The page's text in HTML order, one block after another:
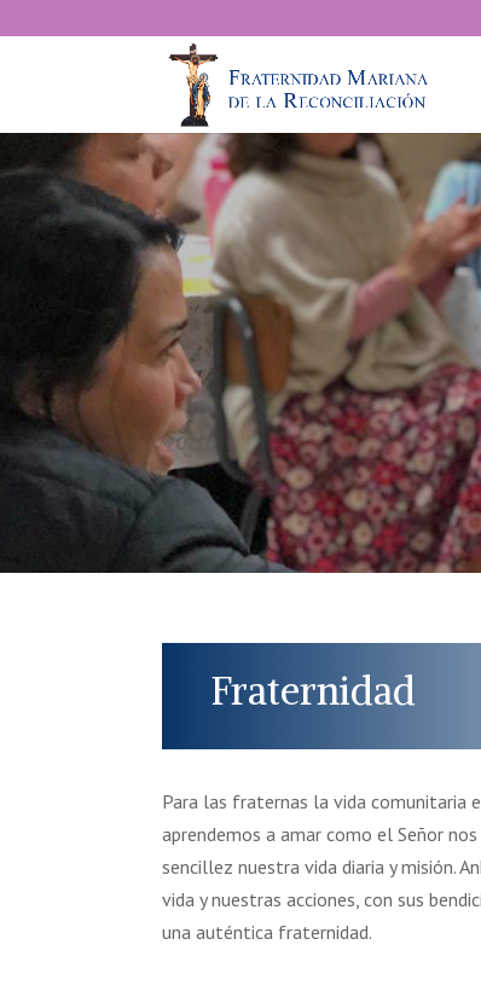
Fraternidad
Para las fraternas la vida comunitaria
aprendemos a amar como el Señor
sencillez nuestra vida diaria y misión.
vida y nuestras acciones, con sus
una auténtica fraternidad.